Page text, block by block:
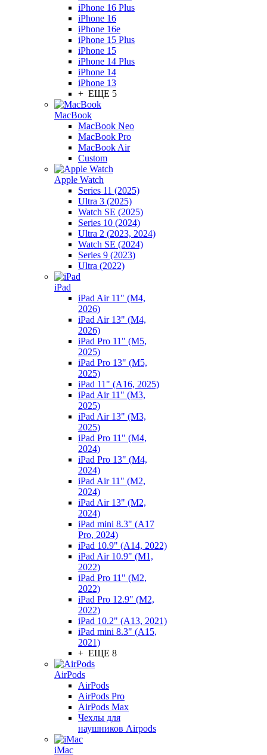
iPhone 16 Plus
iPhone 16
iPhone 16e
iPhone 15 Plus
iPhone 15
iPhone 14 Plus
iPhone 14
iPhone 13
+ ЕЩЕ 5
MacBook
MacBook Neo
MacBook Pro
MacBook Air
Custom
Apple Watch
Series 11 (2025)
Ultra 3 (2025)
Watch SE (2025)
Series 10 (2024)
Ultra 2 (2023, 2024)
Watch SE (2024)
Series 9 (2023)
Ultra (2022)
iPad
iPad Air 11" (M4,
2026)
iPad Air 13" (M4,
2026)
iPad Pro 11" (M5,
2025)
iPad Pro 13" (M5,
2025)
iPad 11" (A16, 2025)
iPad Air 11" (M3,
2025)
iPad Air 13" (M3,
2025)
iPad Pro 11" (M4,
2024)
iPad Pro 13" (M4,
2024)
iPad Air 11" (M2,
2024)
iPad Air 13" (M2,
2024)
iPad mini 8.3" (A17
Pro, 2024)
iPad 10.9" (A14, 2022)
iPad Air 10.9" (M1,
2022)
iPad Pro 11" (M2,
2022)
iPad Pro 12.9" (M2,
2022)
iPad 10.2" (A13, 2021)
iPad mini 8.3" (A15,
2021)
+ ЕЩЕ 8
AirPods
AirPods
AirPods Pro
AirPods Max
Чехлы для
наушников Airpods
iMac